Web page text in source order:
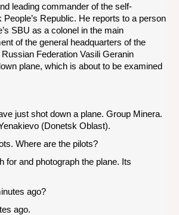
leading commander of the self-
Republic. He reports to a person
SBU as a colonel in the main
of the general headquarters of the
Federation Vasili Geranin
plane, which is about to be examined
just shot down a plane. Group Minera.
(Donetsk Oblast).
Where are the pilots?
for and photograph the plane. Its
ago?
ago.